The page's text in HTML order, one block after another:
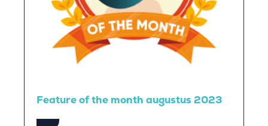
Feature of the month augustus 2023